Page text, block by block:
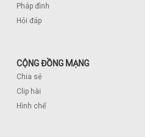
Pháp đình
Hỏi đáp
CỘNG ĐỒNG MẠNG
Chia sẻ
Clip hài
Hình chế